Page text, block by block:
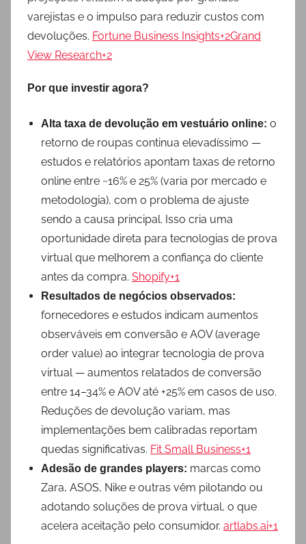
varejistas e o impulso para reduzir custos com
devoluções. Fortune Business Insights+2Grand
View Research+2
Por que investir agora?
Alta taxa de devolução em vestuário online: o
retorno de roupas continua elevadíssimo —
estudos e relatórios apontam taxas de retorno
online entre ~16% e 25% (varia por mercado e
metodologia), com o problema de ajuste
sendo a causa principal. Isso cria uma
oportunidade direta para tecnologias de prova
virtual que melhorem a confiança do cliente
antes da compra. Shopify+1
Resultados de negócios observados:
fornecedores e estudos indicam aumentos
observáveis em conversão e AOV (average
order value) ao integrar tecnologia de prova
virtual — aumentos relatados de conversão
entre 14–34% e AOV até +25% em casos de uso.
Reduções de devolução variam, mas
implementações bem calibradas reportam
quedas significativas. Fit Small Business+1
Adesão de grandes players: marcas como
Zara, ASOS, Nike e outras vêm pilotando ou
adotando soluções de prova virtual, o que
acelera aceitação pelo consumidor. artlabs.ai+1